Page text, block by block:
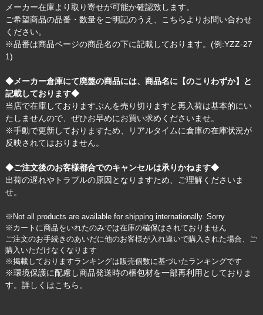
メーカー在庫より取り寄せが可能か確認致します。
ご希望商品の品番・数量をご明記のうえ、
こちら よりお問い合わせ
ください。
※品番は商品ページの商品名の下に記載しております。(例:YZZ-27
1)
◆メーカー倉庫にて廃盤の商品には、商品名に【のこりわずか】と
記載しております◆
当店で在庫しておりますぶんを売り切りますと再入荷は基本的にい
たしませんので、ぜひお早めにお買い求めくださいませ。
※手動で更新しておりますため、リアルタイムに倉庫の在庫状況が
反映されてはおりません。
◆ご注文後のお客様都合でのキャンセルは承りかねます◆
出荷の遅れやトラブルの原因となりますため、ご理解くださいま
せ。
※Not all products are available for shipping internationally. Sorry
※カートに商品をいれたのみでは在庫の確保はされておりません
ご注文のお手続きのあいだに他のお客様が入れ違いで購入された場合、ご
購入いただけなくなります
※掲載しておりますランキングは販売個数に基づいたランキングです
※環境保護に配慮し商品発送時の梱包材を一部再利用としておりま
す。詳しくはこちら 。